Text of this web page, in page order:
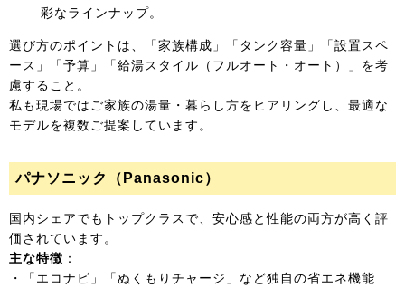
彩なラインナップ。
選び方のポイントは、「家族構成」「タンク容量」「設置スペ
ース」「予算」「給湯スタイル（フルオート・オート）」を考
慮すること。
私も現場ではご家族の湯量・暮らし方をヒアリングし、最適な
モデルを複数ご提案しています。
パナソニック（Panasonic）
国内シェアでもトップクラスで、安心感と性能の両方が高く評
価されています。
主な特徴 ：
・「エコナビ」「ぬくもりチャージ」など独自の省エネ機能